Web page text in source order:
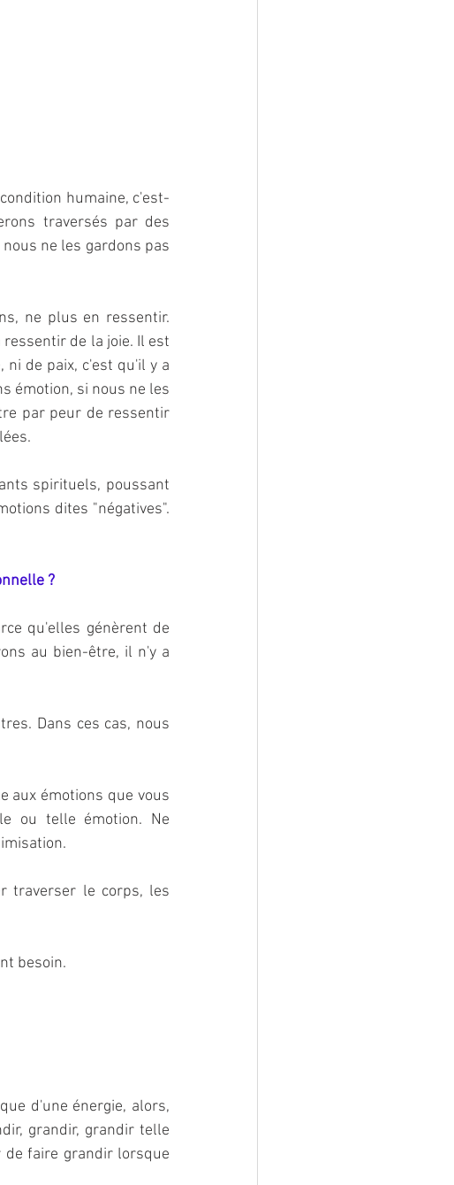
humaine, c'est-
traversés par des
ne les gardons pas
ne plus en ressentir.
de la joie. Il est
de paix, c'est qu'il y a
émotion, si nous ne les
par peur de ressentir
spirituels, poussant
dites "négatives".
?
qu'elles génèrent de
au bien-être, il n'y a
Dans ces cas, nous
aux émotions que vous
ou telle émotion. Ne
traverser le corps, les
besoin.
d'une énergie, alors,
grandir, grandir telle
de faire grandir lorsque